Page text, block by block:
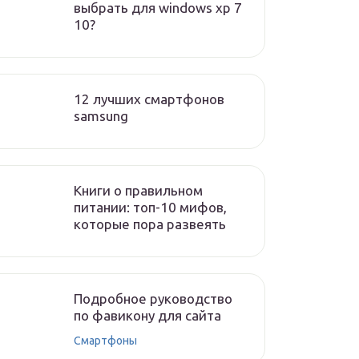
выбрать для windows xp 7
10?
12 лучших смартфонов
samsung
Книги о правильном
питании: топ-10 мифов,
которые пора развеять
Подробное руководство
по фавикону для сайта
Смартфоны